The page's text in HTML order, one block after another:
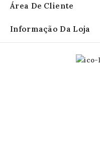
Área De Cliente
Informação Da Loja